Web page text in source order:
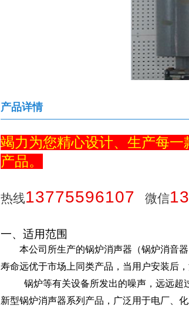
竭力为您精心设计、生产每
产品。
热线13775596107 微信
一、适用范围
本公司所生产的锅炉消声器（锅炉消音
寿命远优于市场上同类产品，当用户安装后
锅炉等有关设备所发出的噪声，远远超
新型锅炉消声器系列产品，广泛用于电厂、
产品详情